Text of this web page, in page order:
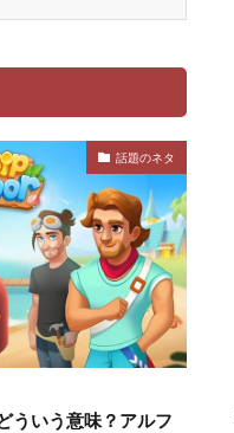
話題のネタ
ういう意味？アルフ